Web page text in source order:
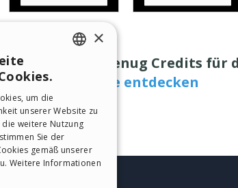
Sie nicht genug Credits für
Creditspakete entdecken
GERMAN
SPANISH
PORTUGUESE
×
um die
unserer Website zu
weitere Nutzung
Sie der
gemäß unserer
Weitere Informationen